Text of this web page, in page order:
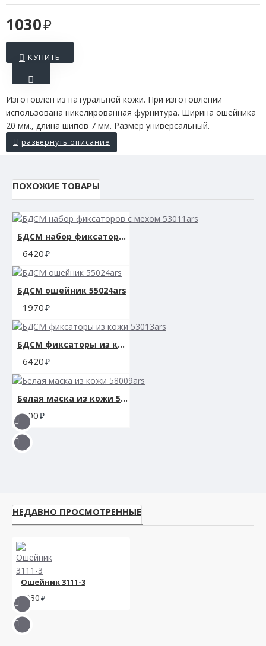
1030
КУПИТЬ
Изготовлен из натуральной кожи. При изготовлении
использована никелированная фурнитура. Ширина ошейника
20 мм., длина шипов 7 мм. Размер универсальный.
ПОХОЖИЕ ТОВАРЫ
БДСМ набор фиксаторов с мехом 53011ars
6420
БДСМ ошейник 55024ars
1970
БДСМ фиксаторы из кожи 53013ars
6420
Белая маска из кожи 58009ars
900
НЕДАВНО ПРОСМОТРЕННЫЕ
Ошейник 3111-3
1030